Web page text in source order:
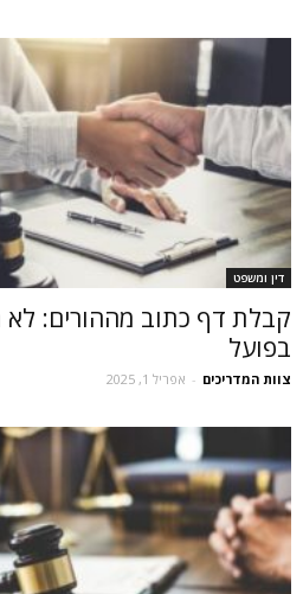
דין ומשפט
קבלת דף כתוב מההורים: לא
בפועל
צוות המדריכים - אפריל 1, 2025